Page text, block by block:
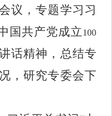
议，专题学习习
国共产党成立 100
话精神，总结专
，研究专委会下